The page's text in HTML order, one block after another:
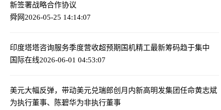
新签署战略合作协议
舜网2026-05-25 14:14:07
印度塔塔咨询服务季度营收超预期 国机精工最新筹码趋于集中
国际在线2026-06-01 04:53:07
美元大幅反弹，带动美元兑瑞郎创月内新高明发集团任命黄志斌
为执行董事、陈碧华为非执行董事